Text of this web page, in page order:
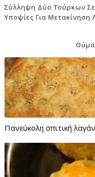
Σύλληψη Δύο Τούρκων
Υποψίες Για
Πανεύκολη σπιτική